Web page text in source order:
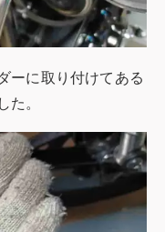
ーに取り付けてある
た。